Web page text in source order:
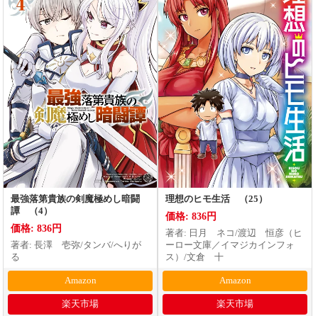
最強落第貴族の剣魔極めし暗闘
譚 （4）
価格: 836円
著者: 長澤 壱弥/タンバ/へりが
る
Amazon
楽天市場
理想のヒモ生活 （25）
価格: 836円
著者: 日月 ネコ/渡辺 恒彦（ヒ
ーロー文庫／イマジカインフォ
ス）/文倉 十
Amazon
楽天市場